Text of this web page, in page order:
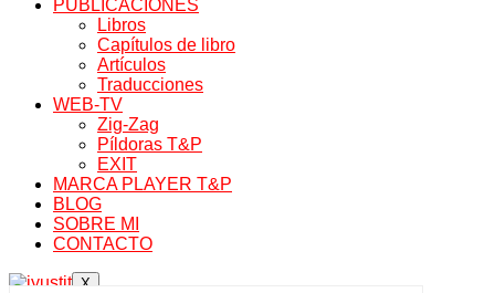
PUBLICACIONES
Libros
Capítulos de libro
Artículos
Traducciones
WEB-TV
Zig-Zag
Píldoras T&P
EXIT
MARCA PLAYER T&P
BLOG
SOBRE MI
CONTACTO
X